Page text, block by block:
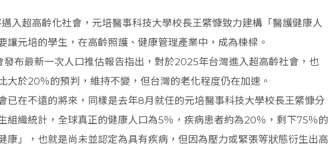
入超高齡化社會，元培醫事科技大學校長王綮慷致力建構「醫護健康人
讓元培的學生，在高齡照護、健康管理產業中，成為棟樑。
發布最新一次人口推估報告指出，對於2025年台灣進入超高齡社會，也
大於20％的預判，維持不變，但台灣的老化程度仍在加速。
已在不遠的將來，同樣是去年8月就任的元培醫事科技大學校長王綮慷分
組織統計，全球真正的健康人口為5％，疾病患者約為20％，剩下75％的
康」，也就是尚未並認定為具有疾病，但因為壓力或緊張等狀態衍生出高